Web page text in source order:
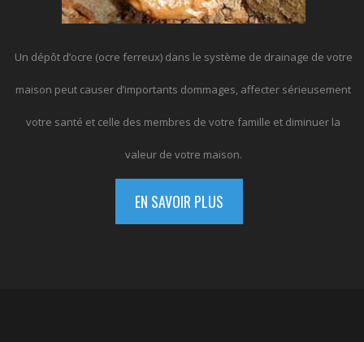
Un dépôt d’ocre (ocre ferreux) dans le système de drainage de votre
maison peut causer d’importants dommages, affecter sérieusement
votre santé et celle des membres de votre famille et diminuer la
valeur de votre maison.
EN SAVOIR PLUS